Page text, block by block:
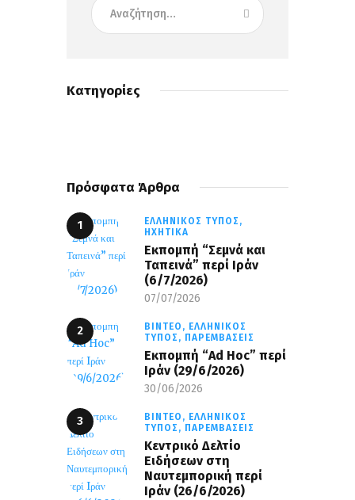
Κατηγορίες
Πρόσφατα Άρθρα
ΕΛΛΗΝΙΚΌΣ ΤΎΠΟΣ,
ΗΧΗΤΙΚΆ
Εκπομπή “Σεμνά και
Ταπεινά” περί Ιράν
(6/7/2026)
07/07/2026
ΒΊΝΤΕΟ, ΕΛΛΗΝΙΚΌΣ
ΤΎΠΟΣ, ΠΑΡΕΜΒΆΣΕΙΣ
Εκπομπή “Ad Hoc” περί
Iράν (29/6/2026)
30/06/2026
ΒΊΝΤΕΟ, ΕΛΛΗΝΙΚΌΣ
ΤΎΠΟΣ, ΠΑΡΕΜΒΆΣΕΙΣ
Κεντρικό Δελτίο
Ειδήσεων στη
Ναυτεμπορική περί
Iράν (26/6/2026)